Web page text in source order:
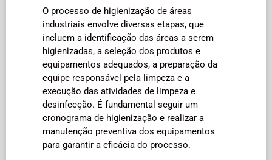
O processo de higienização de áreas
industriais envolve diversas etapas, que
incluem a identificação das áreas a serem
higienizadas, a seleção dos produtos e
equipamentos adequados, a preparação da
equipe responsável pela limpeza e a
execução das atividades de limpeza e
desinfecção. É fundamental seguir um
cronograma de higienização e realizar a
manutenção preventiva dos equipamentos
para garantir a eficácia do processo.